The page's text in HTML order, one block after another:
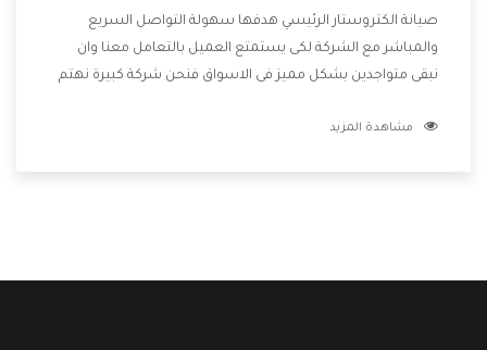
صيانة الكتروستار الرئيسي هدفها سهولة التواصل السريع
والمباشر مع الشركة لكى يستمتع العميل بالتعامل معنا وان
نبقى متواجدين بشكل مميز فى الاسواق فنحن شركة كبيرة نهتم
الشركة بها والتى تكون منها خدمة الصيانة التى تكون من أهم
مشاهدة المزيد